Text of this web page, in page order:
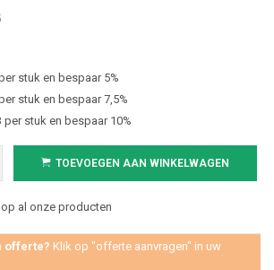
stuk en bespaar 5%
stuk en bespaar 7,5%
stuk en bespaar 10%
TOEVOEGEN AAN WINKELWAGEN
al onze producten
offerte? Klik op "offerte aanvragen" in uw